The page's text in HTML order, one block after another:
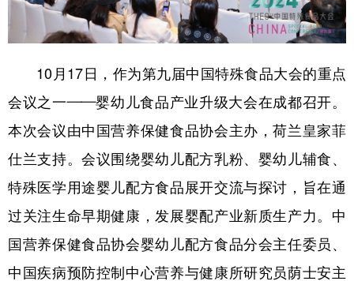
学术中国 乡村振兴 银龄 溯源中国
城市 旅游 能源 会展
彩票 娱乐 时尚 悦读
公益 一带一路 亚太网 上市公司
文化产业
地方频道
辽宁 吉林 上海 江苏
10月17日，作为第九届中国特殊食品大会的重点
会议之一——婴幼儿食品产业升级大会在成都召开。
本次会议由中国营养保健食品协会主办，荷兰皇家菲
仕兰支持。会议围绕婴幼儿配方乳粉、婴幼儿辅食、
特殊医学用途婴儿配方食品展开交流与探讨，旨在通
过关注生命早期健康，发展婴配产业新质生产力。中
国营养保健食品协会婴幼儿配方食品分会主任委员、
中国疾病预防控制中心营养与健康所研究员荫士安主